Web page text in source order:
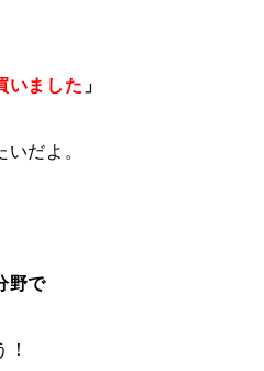
いました 」
いだよ。
野で
！